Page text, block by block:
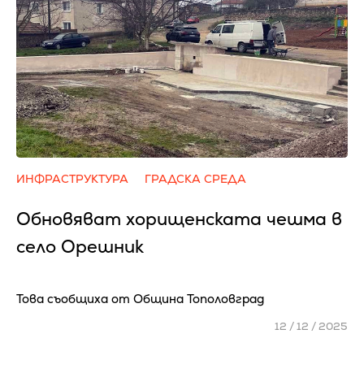
ИНФРАСТРУКТУРА ГРАДСКА СРЕДА
Обновяват хорищенската чешма в
село Орешник
Това съобщиха от Община Тополовград
12 / 12 / 2025